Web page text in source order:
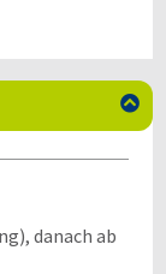

danach ab